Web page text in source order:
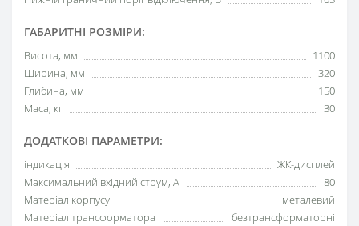
ГАБАРИТНІ РОЗМІРИ:
Висота, мм
1100
Ширина, мм
320
Глибина, мм
150
Маса, кг
30
ДОДАТКОВІ ПАРАМЕТРИ:
індикація
ЖК-дисплей
Максимальний вхідний струм, А
80
Матеріал корпусу
металевий
Матеріал трансформатора
безтрансформаторні